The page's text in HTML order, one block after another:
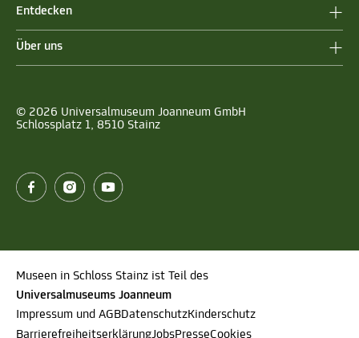
Entdecken
Über uns
© 2026 Universalmuseum Joanneum GmbH
Schlossplatz 1, 8510 Stainz
Museen in Schloss Stainz ist Teil des
Universalmuseums Joanneum
Impressum und AGBDatenschutzKinderschutz
BarrierefreiheitserklärungJobsPresseCookies